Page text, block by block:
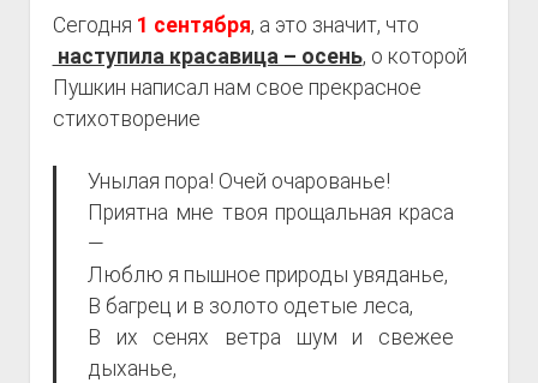
Сегодня 1 сентября, а это значит, что
наступила красавица – осень, о которой
Пушкин написал нам свое прекрасное
стихотворение
Унылая пора! Очей очарованье!
Приятна мне твоя прощальная краса
—
Люблю я пышное природы увяданье,
В багрец и в золото одетые леса,
В их сенях ветра шум и свежее
дыханье,